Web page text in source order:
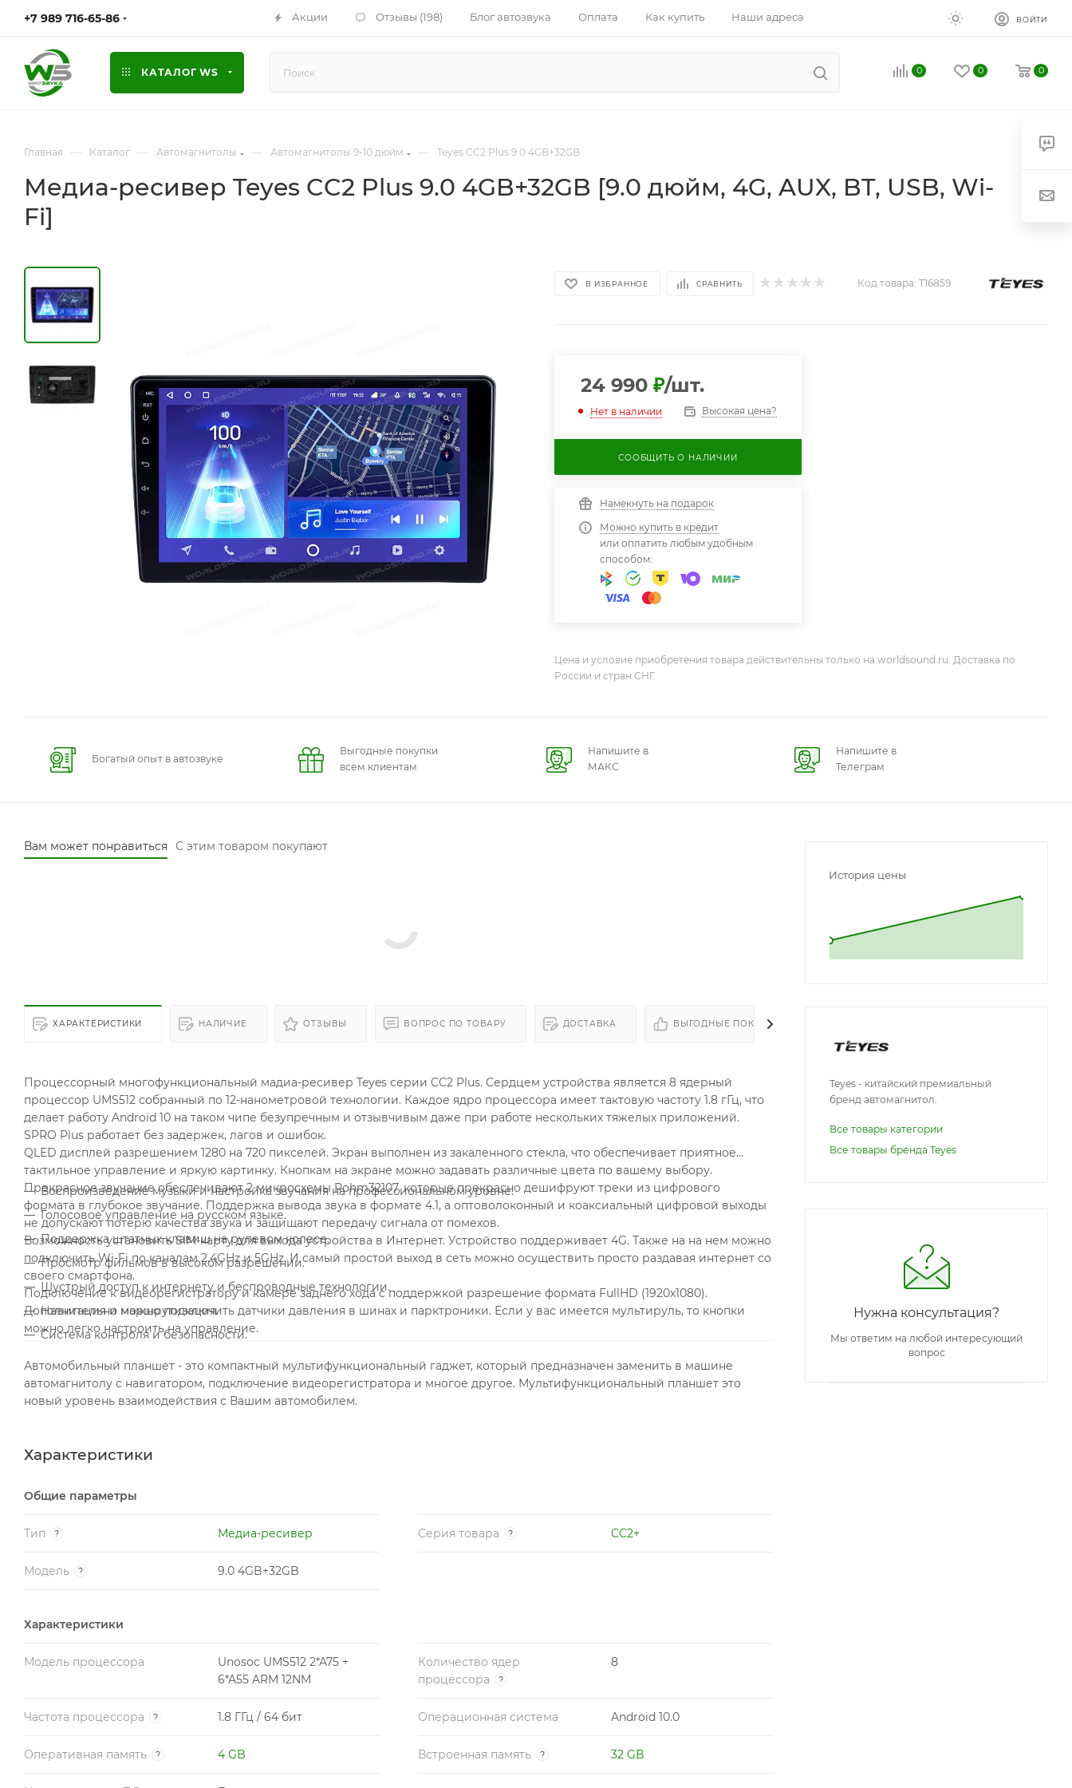
+7 989 716-65-86 Акции Отзывы (198) Блог автозвука Оплата Как купить Наши адреса ВОЙТИ
КАТАЛОГ WS 0 0 0
Главная — Каталог — Автомагнитолы — Автомагнитолы 9-10 дюйм — Teyes CC2 Plus 9.0 4GB+32GB
Медиа-ресивер Teyes CC2 Plus 9.0 4GB+32GB [9.0 дюйм, 4G, AUX, BT, USB, Wi-
Fi]
В ИЗБРАННОЕ СРАВНИТЬ Код товара: T16859
24 990 ₽/шт.
Нет в наличии Высокая цена?
СООБЩИТЬ О НАЛИЧИИ
Намекнуть на подарок
Можно купить в кредит
или оплатить любым удобным
способом:
Цена и условие приобретения товара действительны только на worldsound.ru. Доставка по
России и стран СНГ.
Богатый опыт в автозвуке
Выгодные покупки
всем клиентам
Напишите в
МАКС
Напишите в
Телеграм
Вам может понравиться С этим товаром покупают
ХАРАКТЕРИСТИКИ НАЛИЧИЕ ОТЗЫВЫ ВОПРОС ПО ТОВАРУ ДОСТАВКА ВЫГОДНЫЕ ПОКУПКИ
Процессорный многофункциональный мадиа-ресивер Teyes серии CC2 Plus. Сердцем устройства является 8 ядерный
процессор UMS512 собранный по 12-нанометровой технологии. Каждое ядро процессора имеет тактовую частоту 1.8 гГц, что
делает работу Android 10 на таком чипе безупречным и отзывчивым даже при работе нескольких тяжелых приложений.
SPRO Plus работает без задержек, лагов и ошибок.
QLED дисплей разрешением 1280 на 720 пикселей. Экран выполнен из закаленного стекла, что обеспечивает приятное
тактильное управление и яркую картинку. Кнопкам на экране можно задавать различные цвета по вашему выбору.
Прекрасное звучание обеспечивают 2 микросхемы Rohm32107, которые прекрасно дешифруют треки из цифрового
формата в глубокое звучание. Поддержка вывода звука в формате 4.1, а оптоволоконный и коаксиальный цифровой выходы
не допускают потерю качества звука и защищают передачу сигнала от помехов.
Возможность установить SIM-карту для выхода устройства в Интернет. Устройство поддерживает 4G. Также на на нем можно
подключить Wi-Fi по каналам 2.4GHz и 5GHz. И самый простой выход в сеть можно осуществить просто раздавая интернет со
своего смартфона.
Подключение к видеорегистратору и камере заднего хода с поддержкой разрешение формата FullHD (1920х1080).
Дополнительно можно подключить датчики давления в шинах и парктроники. Если у вас имеется мультируль, то кнопки
можно легко настроить на управление.
Воспроизведение музыки и настройка звучания на профессиональном уровне.
Голосовое управление на русском языке.
Поддержка штатных клавиш на рулевом колесе.
Просмотр фильмов в высоком разрешении.
Шустрый доступ к интернету и беспроводные технологии.
Навигация и маршрутизация.
Система контроля и безопасности.
Автомобильный планшет - это компактный мультифункциональный гаджет, который предназначен заменить в машине
автомагнитолу c навигатором, подключение видеорегистратора и многое другое. Мультифункциональный планшет это
новый уровень взаимодействия с Вашим автомобилем.
Характеристики
Общие параметры
Тип ? Медиа-ресивер Серия товара ? CC2+
Модель ? 9.0 4GB+32GB
Характеристики
Модель процессора
Unosoc UMS512 2*A75 +
6*A55 ARM 12NM
Количество ядер
процессора
?
8
Частота процессора ? 1.8 ГГц / 64 бит Операционная система Android 10.0
Оперативная память ? 4 GB Встроенная память ? 32 GB
История цены
Teyes - китайский премиальный
бренд автомагнитол.
Все товары категории
Все товары бренда Teyes
Нужна консультация?
Мы ответим на любой интересующий
вопрос